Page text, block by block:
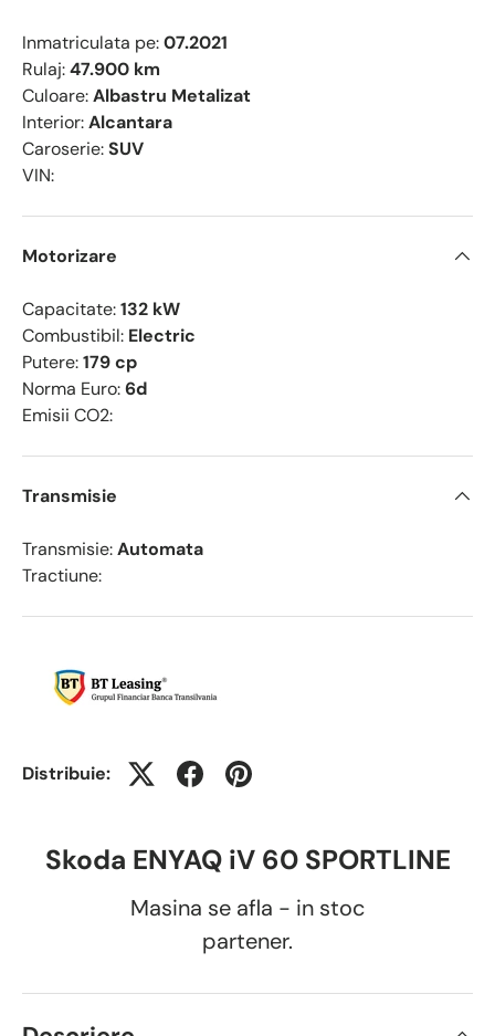
Inmatriculata pe:07.2021
Rulaj:47.900 km
Culoare:Albastru Metalizat
Interior:Alcantara
Caroserie:SUV
VIN:
Motorizare
Capacitate:132 kW
Combustibil: Electric
Putere:179 cp
Norma Euro:6d
Emisii CO2:
Transmisie
Transmisie:Automata
Tractiune:
Distribuie:
Skoda ENYAQ iV 60 SPORTLINE
Masina se afla - in stoc
partener.